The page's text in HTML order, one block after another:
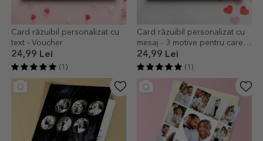
Card răzuibil personalizat cu
text - Voucher
24,99 Lei
(1)
Card răzuibil personalizat cu
mesaj - 3 motive pentru care
te iubesc
24,99 Lei
(1)